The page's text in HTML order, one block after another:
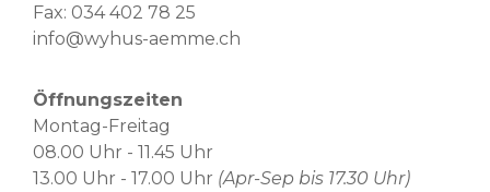
Fax: 034 402 78 25
info@wyhus-aemme.ch
Öffnungszeiten
Montag-Freitag
08.00 Uhr - 11.45 Uhr
13.00 Uhr - 17.00 Uhr (Apr-Sep bis 17.30 Uhr)